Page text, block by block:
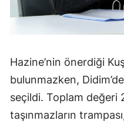
Hazine’nin önerdiği
bulunmazken,
seçildi. Toplam değeri
taşınmazların